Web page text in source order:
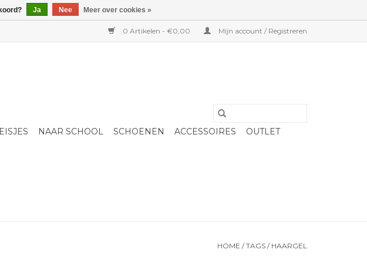
0 Artikelen - €0,00 Mijn account / Registreren
NAAR SCHOOL SCHOENEN ACCESSOIRES
OUTLET
HOME /TAGS / HAARGEL
Ja Nee Meer over cookies »